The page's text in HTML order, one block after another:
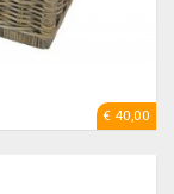
€ 40,00